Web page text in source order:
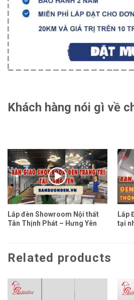
Khách hàng nói gì về
Lắp đèn Showroom Nội thất
Tân Thịnh Phát – Hưng Yên
Lắp
tại
Related products